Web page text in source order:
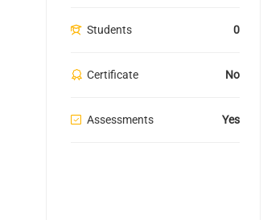
Students 0
Certificate No
Assessments Yes